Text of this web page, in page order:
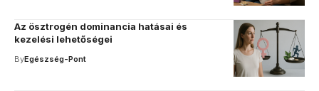
Az ösztrogén dominancia hatásai és
kezelési lehetőségei
ByEgészség-Pont